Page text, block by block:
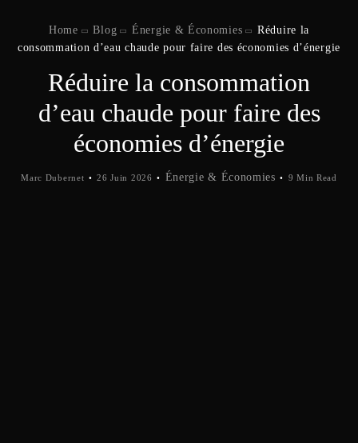
Home Blog Énergie & Économies
Réduire la
consommation d’eau chaude pour faire des économies d’énergie
Réduire la consommation
d’eau chaude pour faire des
économies d’énergie
Marc Dubernet 26 Juin 2026 Énergie & Économies 9 Min Read